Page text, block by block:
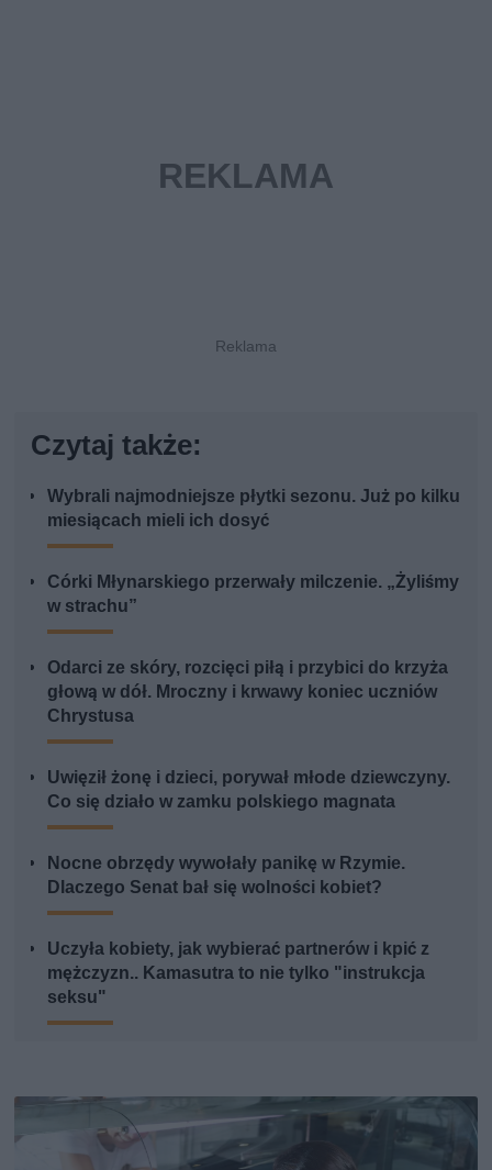
Czytaj także:
Wybrali najmodniejsze płytki sezonu. Już po kilku
miesiącach mieli ich dosyć
Córki Młynarskiego przerwały milczenie. „Żyliśmy
w strachu”
Odarci ze skóry, rozcięci piłą i przybici do krzyża
głową w dół. Mroczny i krwawy koniec uczniów
Chrystusa
Uwięził żonę i dzieci, porywał młode dziewczyny.
Co się działo w zamku polskiego magnata
Nocne obrzędy wywołały panikę w Rzymie.
Dlaczego Senat bał się wolności kobiet?
Uczyła kobiety, jak wybierać partnerów i kpić z
mężczyzn.. Kamasutra to nie tylko "instrukcja
seksu"